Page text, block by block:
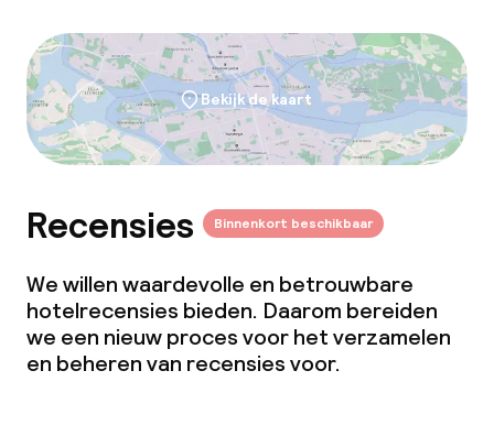
Bekijk de kaart
Recensies Binnenkort beschikbaar
We willen waardevolle en betrouwbare
hotelrecensies bieden. Daarom bereiden
we een nieuw proces voor het verzamelen
en beheren van recensies voor.